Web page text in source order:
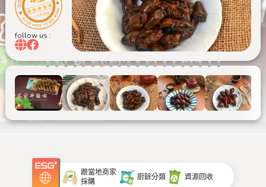
178 則評論
follow us :
跟當地商家
採購
廚餘分類 資源回收